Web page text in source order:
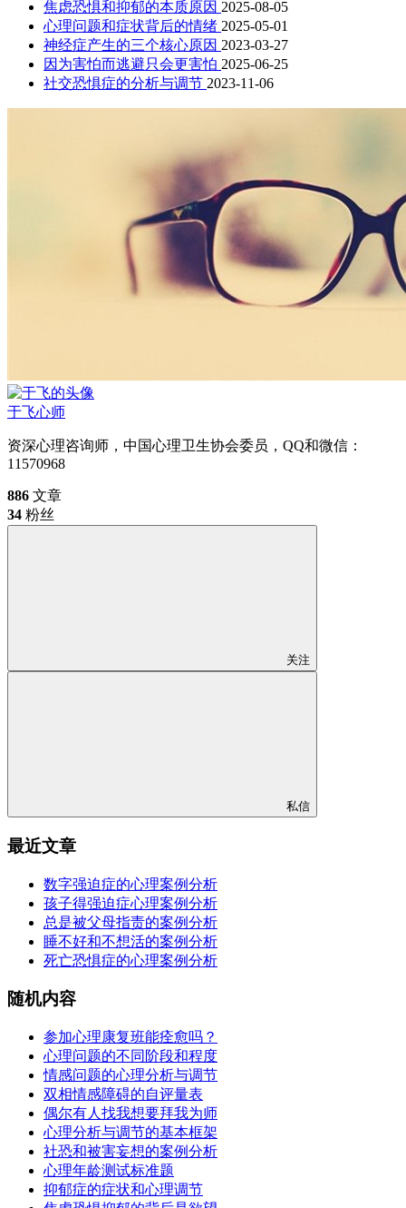
焦虑恐惧和抑郁的本质原因 2025-08-05
心理问题和症状背后的情绪 2025-05-01
神经症产生的三个核心原因 2023-03-27
因为害怕而逃避只会更害怕 2025-06-25
社交恐惧症的分析与调节 2023-11-06
于飞心师
资深心理咨询师，中国心理卫生协会委员，QQ和微信：
11570968
886 文章
34 粉丝
关注
私信
最近文章
数字强迫症的心理案例分析
孩子得强迫症心理案例分析
总是被父母指责的案例分析
睡不好和不想活的案例分析
死亡恐惧症的心理案例分析
随机内容
参加心理康复班能痊愈吗？
心理问题的不同阶段和程度
情感问题的心理分析与调节
双相情感障碍的自评量表
偶尔有人找我想要拜我为师
心理分析与调节的基本框架
社恐和被害妄想的案例分析
心理年龄测试标准题
抑郁症的症状和心理调节